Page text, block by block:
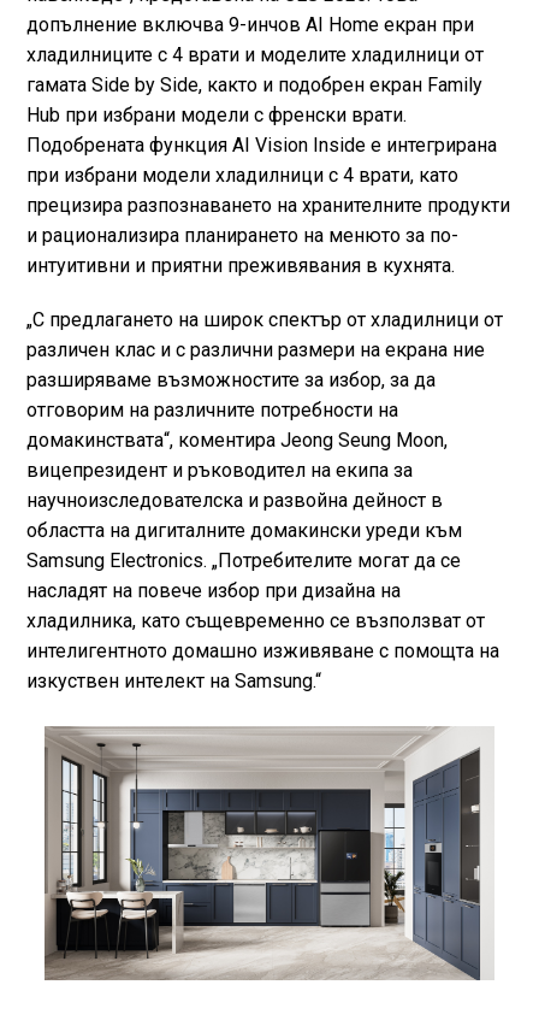
допълнение включва 9-инчов AI Home екран при
хладилниците с 4 врати и моделите хладилници от
гамата Side by Side, както и подобрен екран Family
Hub при избрани модели с френски врати.
Подобрената функция AI Vision Inside е интегрирана
при избрани модели хладилници с 4 врати, като
прецизира разпознаването на хранителните продукти
и рационализира планирането на менюто за по-
интуитивни и приятни преживявания в кухнята.
„С предлагането на широк спектър от хладилници от
различен клас и с различни размери на екрана ние
разширяваме възможностите за избор, за да
отговорим на различните потребности на
домакинствата“, коментира Jeong Seung Moon,
вицепрезидент и ръководител на екипа за
научноизследователска и развойна дейност в
областта на дигиталните домакински уреди към
Samsung Electronics. „Потребителите могат да се
насладят на повече избор при дизайна на
хладилника, като същевременно се възползват от
интелигентното домашно изживяване с помощта на
изкуствен интелект на Samsung.“